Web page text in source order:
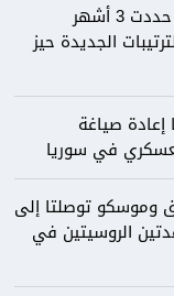
الخارجية السورية: مذكرة التفاهم حددت 3 أشهر
الجديدة حيز
إعادة صياغة
في سوريا
وموسكو توصلتا إلى
الروسيتين في